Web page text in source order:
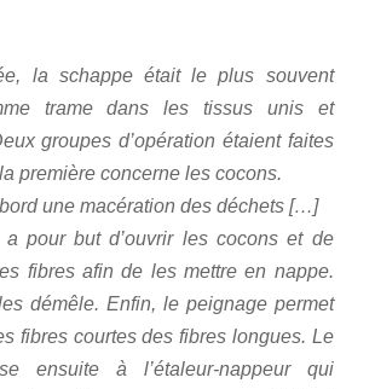
la schappe était le plus souvent
trame dans les tissus unis et
groupes d’opération étaient faites
première concerne les cocons.
une macération des déchets […]
pour but d’ouvrir les cocons et de
fibres afin de les mettre en nappe.
démêle. Enfin, le peignage permet
fibres courtes des fibres longues. Le
ensuite à l’étaleur-nappeur qui